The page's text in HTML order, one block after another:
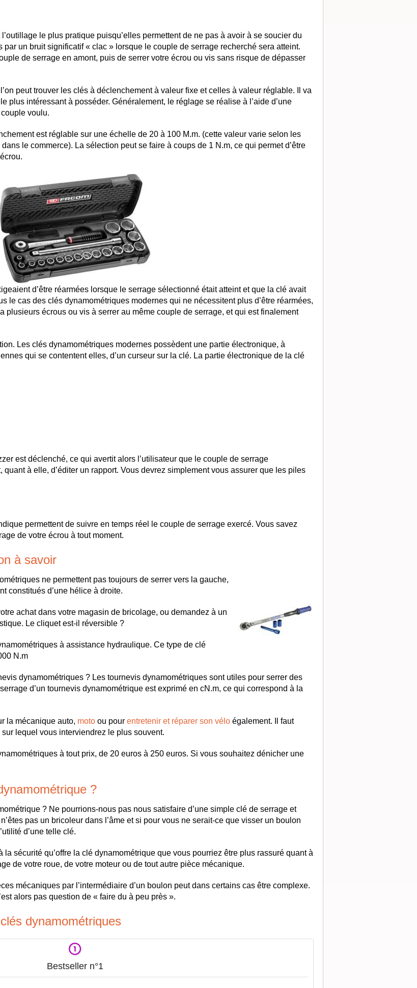
le plus pratique puisqu’elles permettent de ne pas à avoir à se soucier du
un bruit significatif « clac » lorsque le couple de serrage recherché sera atteint.
de serrage en amont, puis de serrer votre écrou ou vis sans risque de dépasser
peut trouver les clés à déclenchement à valeur fixe et celles à valeur réglable. Il va
plus intéressant à posséder. Généralement, le réglage se réalise à l’aide d’une
voulu.
est réglable sur une échelle de 20 à 100 M.m. (cette valeur varie selon les
le commerce). La sélection peut se faire à coups de 1 N.m, ce qui permet d’être
d’être réarmées lorsque le serrage sélectionné était atteint et que la clé avait
le cas des clés dynamométriques modernes qui ne nécessitent plus d’être réarmées,
plusieurs écrous ou vis à serrer au même couple de serrage, et qui est finalement
Les clés dynamométriques modernes possèdent une partie électronique, à
qui se contentent elles, d’un curseur sur la clé. La partie électronique de la clé
est déclenché, ce qui avertit alors l’utilisateur que le couple de serrage
à elle, d’éditer un rapport. Vous devrez simplement vous assurer que les piles
permettent de suivre en temps réel le couple de serrage exercé. Vous savez
de votre écrou à tout moment.
à savoir
ne permettent pas toujours de serrer vers la gauche,
constitués d’une hélice à droite.
achat dans votre magasin de bricolage, ou demandez à un
Le cliquet est-il réversible ?
à assistance hydraulique. Ce type de clé
N.m
dynamométriques ? Les tournevis dynamométriques sont utiles pour serrer des
d’un tournevis dynamométrique est exprimé en cN.m, ce qui correspond à la
la mécanique auto, motoou pour entretenir et réparer son véloégalement. Il faut
lequel vous interviendrez le plus souvent.
à tout prix, de 20 euros à 250 euros. Si vous souhaitez dénicher une
?
? Ne pourrions-nous pas nous satisfaire d’une simple clé de serrage et
pas un bricoleur dans l’âme et si pour vous ne serait-ce que visser un boulon
d’une telle clé.
la sécurité qu’offre la clé dynamométrique que vous pourriez être plus rassuré quant à
de votre roue, de votre moteur ou de tout autre pièce mécanique.
mécaniques par l’intermédiaire d’un boulon peut dans certains cas être complexe.
alors pas question de « faire du à peu près ».
dynamométriques
Bestseller n°1